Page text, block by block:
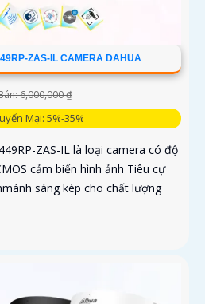
ZAS-IL CAMERA DAHUA
6,000,000 ₫
Mại: 5%-35%
ZAS-IL là loại camera có độ
cảm biến hình ảnh Tiêu cự
sáng kép cho chất lượng